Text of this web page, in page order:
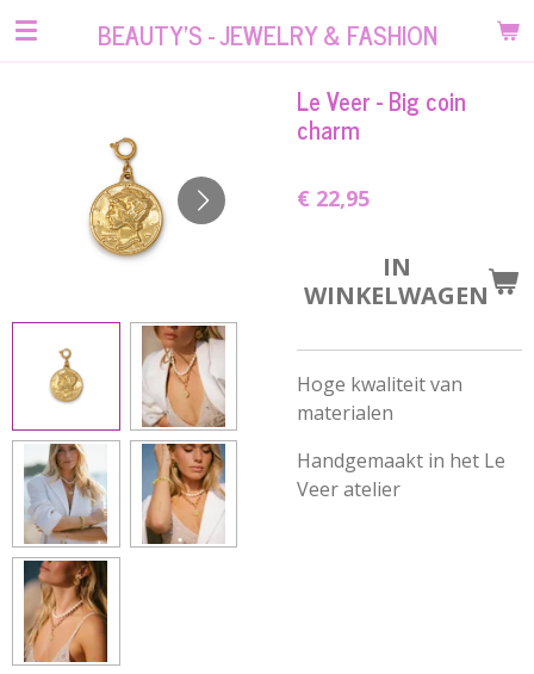
Ga
hoofdinhoud
BEAUTY'S - JEWELRY & FASHION
Le Veer - Big coin
charm
€ 22,95
IN
WINKELWAGEN
Hoge kwaliteit van
materialen
Handgemaakt in het Le
Veer atelier